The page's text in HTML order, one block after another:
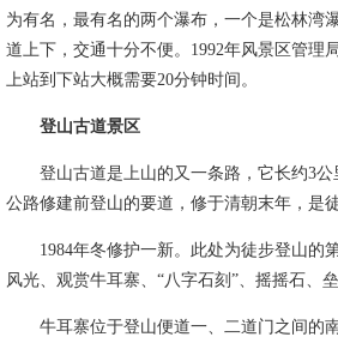
为有名，最有名的两个瀑布，一个是松林湾
道上下，交通十分不便。1992年风景区管理
上站到下站大概需要20分钟时间。
登山古道景区
登山古道是上山的又一条路，它长约3公
公路修建前登山的要道，修于清朝末年，是
1984年冬修护一新。此处为徒步登山的
风光、观赏牛耳寨、“八字石刻”、摇摇石、
牛耳寨位于登山便道一、二道门之间的